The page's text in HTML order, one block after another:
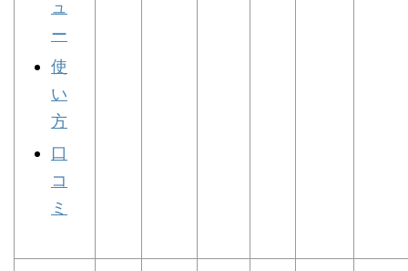
ュ
ー
使
い
方
口
コ
ミ